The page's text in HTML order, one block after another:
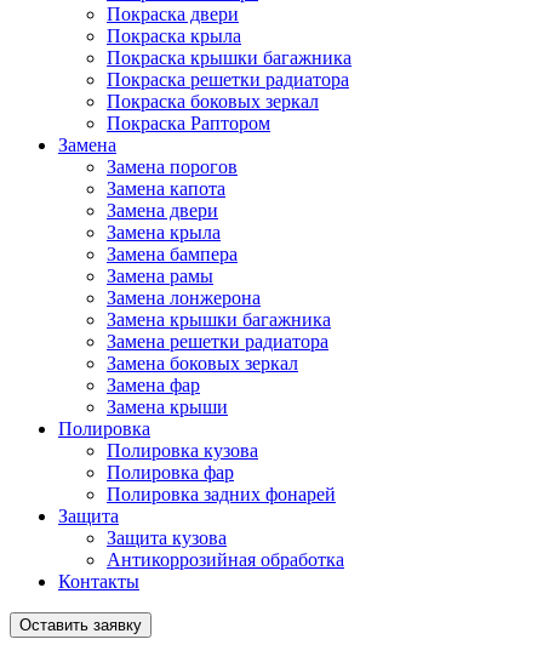
Покраска двери
Покраска крыла
Покраска крышки багажника
Покраска решетки радиатора
Покраска боковых зеркал
Покраска Раптором
Замена
Замена порогов
Замена капота
Замена двери
Замена крыла
Замена бампера
Замена рамы
Замена лонжерона
Замена крышки багажника
Замена решетки радиатора
Замена боковых зеркал
Замена фар
Замена крыши
Полировка
Полировка кузова
Полировка фар
Полировка задних фонарей
Защита
Защита кузова
Антикоррозийная обработка
Контакты
Оставить заявку